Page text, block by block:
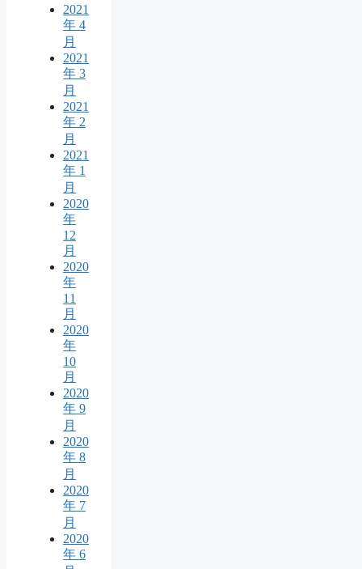
2021
年 4
月
2021
年 3
月
2021
年 2
月
2021
年 1
月
2020
年
12
月
2020
年
11
月
2020
年
10
月
2020
年 9
月
2020
年 8
月
2020
年 7
月
2020
年 6